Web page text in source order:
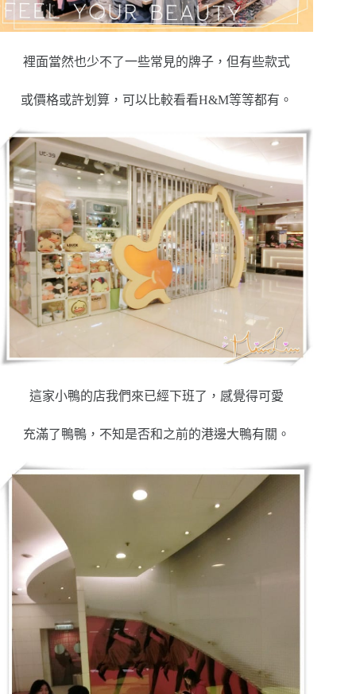
裡面當然也少不了一些常見的牌子，但有些款式
或價格或許划算，可以比較看看H&M等等都有。
這家小鴨的店我們來已經下班了，感覺得可愛
充滿了鴨鴨，不知是否和之前的港邊大鴨有關。